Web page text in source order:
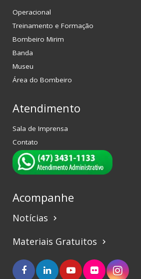
Operacional
Treinamento e Formação
Bombeiro Mirim
Banda
Museu
Área do Bombeiro
Atendimento
Sala de Imprensa
Contato
Acompanhe
Notícias keyboard_arrow_right
Materiais Gratuitos keyboard_arrow_right